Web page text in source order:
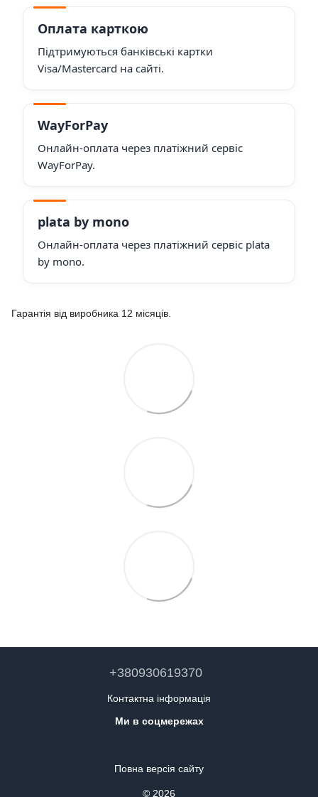
Оплата карткою
Підтримуються банківські картки
Visa/Mastercard на сайті.
WayForPay
Онлайн-оплата через платіжний сервіс
WayForPay.
plata by mono
Онлайн-оплата через платіжний сервіс plata
by mono.
Гарантія від виробника 12 місяців.
+380930619370
Контактна інформація
Ми в соцмережах
Повна версія сайту
© 2026